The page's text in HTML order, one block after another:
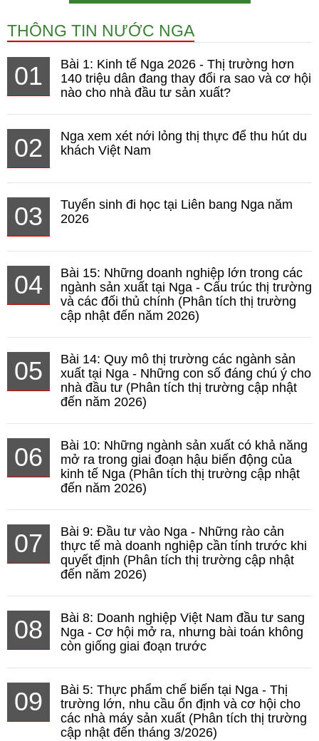
THÔNG TIN NƯỚC NGA
01
Bài 1: Kinh tế Nga 2026 - Thị trường hơn
140 triệu dân đang thay đổi ra sao và cơ hội
nào cho nhà đầu tư sản xuất?
02
Nga xem xét nới lỏng thị thực để thu hút du
khách Việt Nam
03
Tuyển sinh đi học tại Liên bang Nga năm
2026
04
Bài 15: Những doanh nghiệp lớn trong các
ngành sản xuất tại Nga - Cấu trúc thị trường
và các đối thủ chính (Phân tích thị trường
cập nhật đến năm 2026)
05
Bài 14: Quy mô thị trường các ngành sản
xuất tại Nga - Những con số đáng chú ý cho
nhà đầu tư (Phân tích thị trường cập nhật
đến năm 2026)
06
Bài 10: Những ngành sản xuất có khả năng
mở ra trong giai đoạn hậu biến động của
kinh tế Nga (Phân tích thị trường cập nhật
đến năm 2026)
07
Bài 9: Đầu tư vào Nga - Những rào cản
thực tế mà doanh nghiệp cần tính trước khi
quyết định (Phân tích thị trường cập nhật
đến năm 2026)
08
Bài 8: Doanh nghiệp Việt Nam đầu tư sang
Nga - Cơ hội mở ra, nhưng bài toán không
còn giống giai đoạn trước
09
Bài 5: Thực phẩm chế biến tại Nga - Thị
trường lớn, nhu cầu ổn định và cơ hội cho
các nhà máy sản xuất (Phân tích thị trường
cập nhật đến tháng 3/2026)